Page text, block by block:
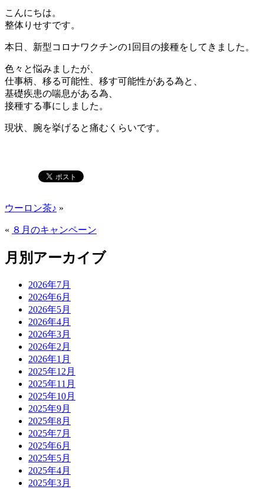
こんにちは。
整体りせすです。
本日、新型コロナワクチンの1回目の接種をしてきました。
色々と悩みましたが、
仕事柄、移る可能性、移す可能性がある為と、
基礎疾患の喘息がある為、
接種する事にしました。
現状、腕を挙げると痛むくらいです。
ウーロン茶♪ »
« ８月のキャンペーン
月別アーカイブ
2026年7月
2026年6月
2026年5月
2026年4月
2026年3月
2026年2月
2026年1月
2025年12月
2025年11月
2025年10月
2025年9月
2025年8月
2025年7月
2025年6月
2025年5月
2025年4月
2025年3月